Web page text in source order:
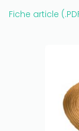
Fiche article